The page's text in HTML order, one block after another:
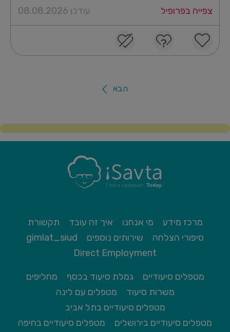
צפייה בפרופיל
עודכן 08.08.2026
הבא
מרכז מידע מי אנחנו איך זה עובד
תקשורת
סיפורי הצלחה
שירותים נוספים
gimlat_siud
Direct Employment
מטפלים סיעודיים גמלת סיעוד בכסף
מחליפים
משרות סיעוד
מטפלים עם לינה
מטפלים סיעודיים בתל אביב
מטפלים סיעודיים בירושלים
מטפלים סיעודיים בחיפה